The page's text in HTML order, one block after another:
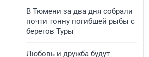
В Тюмени за два дня собрали
почти тонну погибшей рыбы с
берегов Туры
Любовь и дружба будут